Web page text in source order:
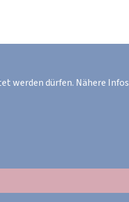
werden dürfen. Nähere Infos